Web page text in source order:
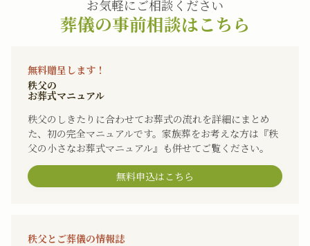
お気軽にご相談ください
葬儀の事前相談はこちら
無料贈呈します！
秩父の
お葬式マニュアル
秩父のしきたりに合わせてお葬式の流れを詳細にまとめ
た、初の完全マニュアルです。家族葬をお考えな方は『秩
父の小さなお葬式マニュアル』も併せてご覧ください。
無料申込はこちら
秩父とご葬儀の情報誌